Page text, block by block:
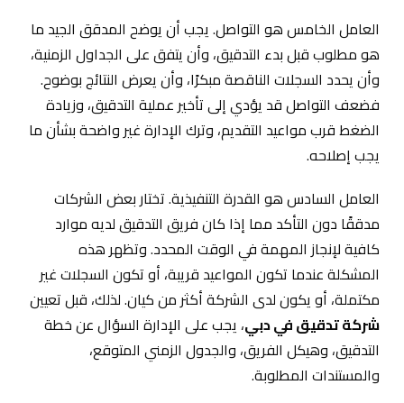
العامل الخامس هو التواصل. يجب أن يوضح المدقق الجيد ما
هو مطلوب قبل بدء التدقيق، وأن يتفق على الجداول الزمنية،
وأن يحدد السجلات الناقصة مبكرًا، وأن يعرض النتائج بوضوح.
فضعف التواصل قد يؤدي إلى تأخير عملية التدقيق، وزيادة
الضغط قرب مواعيد التقديم، وترك الإدارة غير واضحة بشأن ما
يجب إصلاحه.
العامل السادس هو القدرة التنفيذية. تختار بعض الشركات
مدققًا دون التأكد مما إذا كان فريق التدقيق لديه موارد
كافية لإنجاز المهمة في الوقت المحدد. وتظهر هذه
المشكلة عندما تكون المواعيد قريبة، أو تكون السجلات غير
مكتملة، أو يكون لدى الشركة أكثر من كيان. لذلك، قبل تعيين
شركة تدقيق في دبي، يجب على الإدارة السؤال عن خطة
التدقيق، وهيكل الفريق، والجدول الزمني المتوقع،
والمستندات المطلوبة.